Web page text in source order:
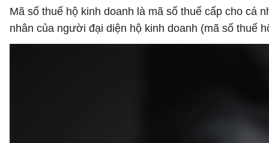
Mã số thuế hộ kinh doanh là mã số thuế cấp cho cá
nhân của người đại diện hộ kinh doanh (mã số thuế